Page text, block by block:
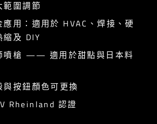
範圍調節
應用：適用於 HVAC、焊接、硬
縮及 DIY
噴槍 —— 適用於甜點與日本料
按鈕顏色可更換
Rheinland 認證